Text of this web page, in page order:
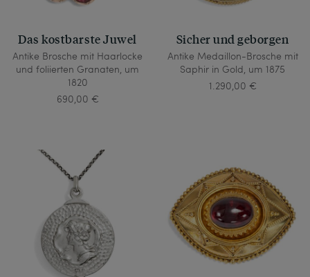
Das kostbarste Juwel
Antike Brosche mit Haarlocke
und foliierten Granaten, um
1820
690,00 €
Sicher und geborgen
Antike Medaillon-Brosche mit
Saphir in Gold, um 1875
1.290,00 €